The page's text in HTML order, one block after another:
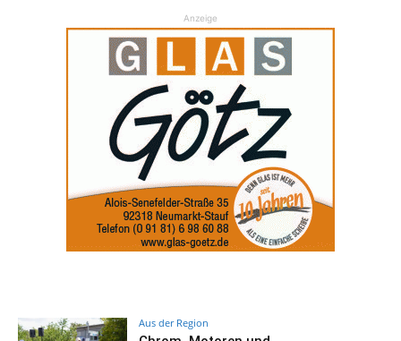
Anzeige
Aus der Region